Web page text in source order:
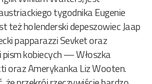
tygodnika Eugenie
też holenderski depeszowiec Jaap
papparazzi Sevket oraz
kobiecych — Włoszka
oraz Amerykanka Liz Wooten.